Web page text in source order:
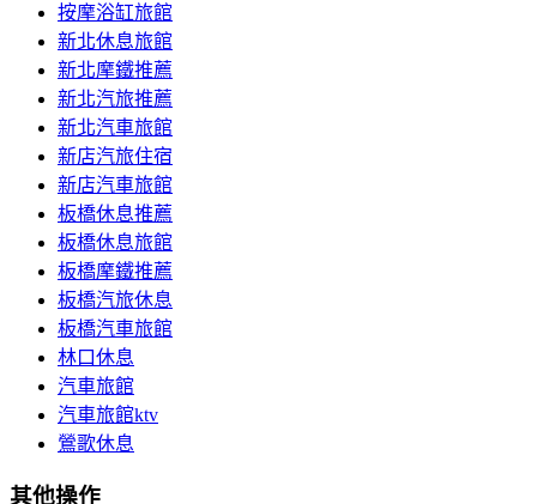
按摩浴缸旅館
新北休息旅館
新北摩鐵推薦
新北汽旅推薦
新北汽車旅館
新店汽旅住宿
新店汽車旅館
板橋休息推薦
板橋休息旅館
板橋摩鐵推薦
板橋汽旅休息
板橋汽車旅館
林口休息
汽車旅館
汽車旅館ktv
鶯歌休息
其他操作